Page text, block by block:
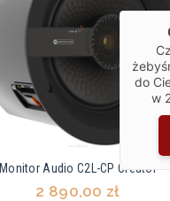
Monitor Audio C2L-CP Creator
2 890,00 zł
do
w